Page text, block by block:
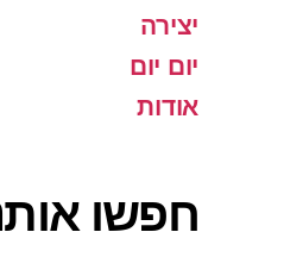
יצירה
יום יום
אודות
חפשו